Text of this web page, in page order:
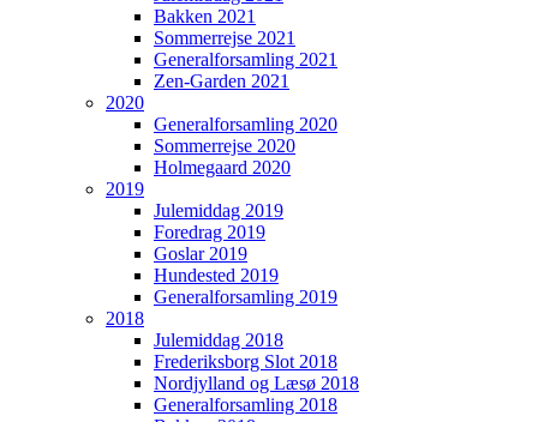
Bakken 2021
Sommerrejse 2021
Generalforsamling 2021
Zen-Garden 2021
2020
Generalforsamling 2020
Sommerrejse 2020
Holmegaard 2020
2019
Julemiddag 2019
Foredrag 2019
Goslar 2019
Hundested 2019
Generalforsamling 2019
2018
Julemiddag 2018
Frederiksborg Slot 2018
Nordjylland og Læsø 2018
Generalforsamling 2018